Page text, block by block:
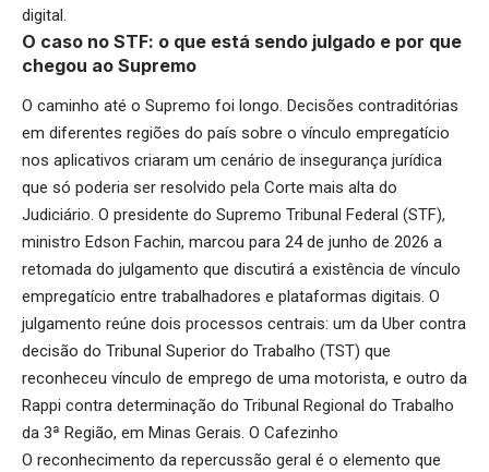
digital.
O caso no STF: o que está sendo julgado e por que
chegou ao Supremo
O caminho até o Supremo foi longo. Decisões contraditórias
em diferentes regiões do país sobre o vínculo empregatício
nos aplicativos criaram um cenário de insegurança jurídica
que só poderia ser resolvido pela Corte mais alta do
Judiciário. O presidente do Supremo Tribunal Federal (STF),
ministro Edson Fachin, marcou para 24 de junho de 2026 a
retomada do julgamento que discutirá a existência de vínculo
empregatício entre trabalhadores e plataformas digitais. O
julgamento reúne dois processos centrais: um da Uber contra
decisão do Tribunal Superior do Trabalho (TST) que
reconheceu vínculo de emprego de uma motorista, e outro da
Rappi contra determinação do Tribunal Regional do Trabalho
da 3ª Região, em Minas Gerais. O Cafezinho
O reconhecimento da repercussão geral é o elemento que